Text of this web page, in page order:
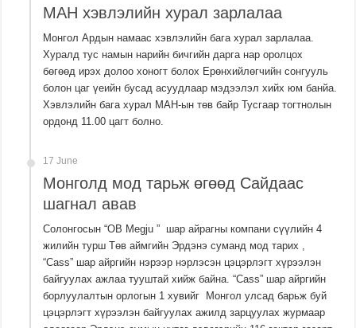
МАН хэвлэлийн хурал зарлалаа
Монгол Ардын намаас хэвлэлийн бага хурал зарлалаа.
Хуралд тус намын нарийн бичгийн дарга нар оролцох
бөгөөд ирэх долоо хоногт болох Ерөнхийлөгчийн сонгууль
болон цаг үеийн бусад асуудлаар мэдээлэл хийх юм банйа.
Хэвлэлийн бага хурал МАН-ын төв байр Тусгаар тогтнолын
ордонд 11.00 цагт болно.
17 June
Монголд мод тарьж өгөөд Сайдаас
шагнал авав
Солонгосын “OB Megju ” шар айрагны компани сүүлийн 4
жилийн турш Төв аймгийн Эрдэнэ суманд мод тарих ,
“Cass” шар айргийн нэрээр нэрлэсэн цэцэрлэгт хүрээлэн
байгуулах ажлаа тууштай хийж байна. “Cass” шар айргийн
борлуулалтын орлогын 1 хувийг Монгол улсад барьж буй
цэцэрлэгт хүрээлэн байгуулах ажилд зарцуулах журмаар